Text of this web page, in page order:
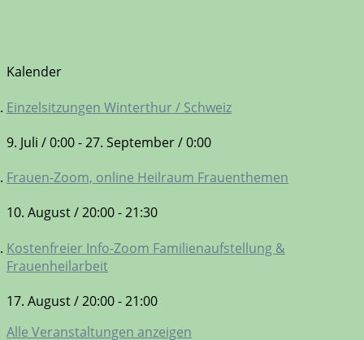
Kalender
Einzelsitzungen Winterthur / Schweiz
9. Juli / 0:00-27. September / 0:00
Frauen-Zoom, online Heilraum Frauenthemen
10. August / 20:00-21:30
Kostenfreier Info-Zoom Familienaufstellung &
Frauenheilarbeit
17. August / 20:00-21:00
Alle Veranstaltungen anzeigen